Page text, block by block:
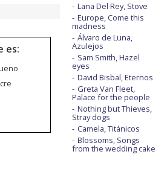
es:
Lana Del Rey, Stove
Europe, Come this
madness
Álvaro de Luna,
Azulejos
Sam Smith, Hazel
eyes
David Bisbal, Eternos
Greta Van Fleet,
Palace for the people
Nothing but Thieves,
Stray dogs
Camela, Titánicos
Blossoms, Songs
from the wedding cake